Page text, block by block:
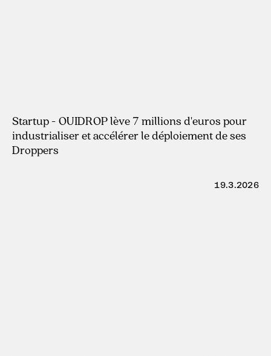
23.4.2026
Startup - OUIDROP lève 7 millions d'euros pour
industrialiser et accélérer le déploiement de ses
Droppers
19.3.2026